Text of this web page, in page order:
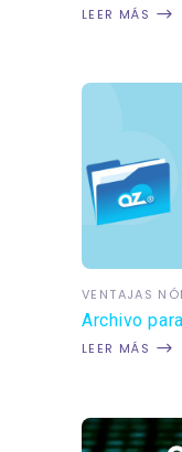
LEER MÁS
VENTAJAS
Archivo
LEER MÁS